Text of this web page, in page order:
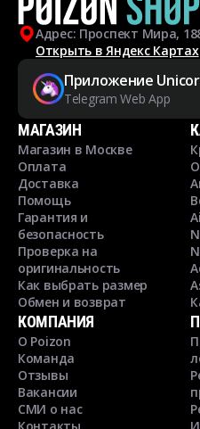
Адрес: Проспект Мира,
Открыть в Яндекс Картах
Приложение
Telegram Web App
МАГАЗИН
Магазин в Москве
Оплата
Доставка
Помощь
Гарантия и
безопасность
Проверка на
оригинальность
Как выбрать размер
Обмен и возврат
КОМПАНИЯ
О Poizon
Команда
Отзывы
Вакансии
СМИ о нас